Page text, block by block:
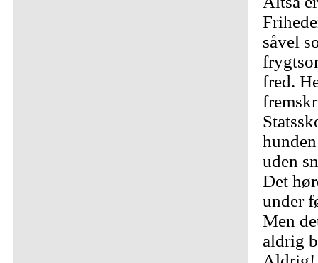
såvel
fred.
uden
Det
under
Men
aldrig